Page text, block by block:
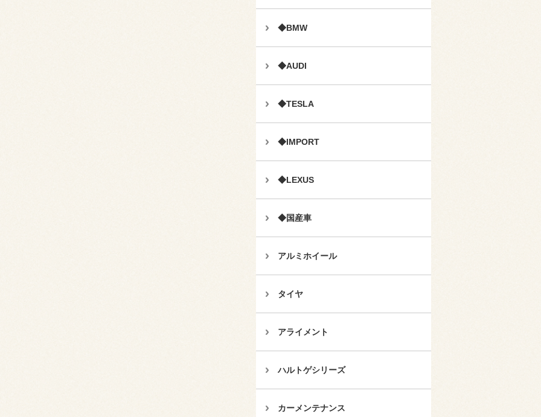
◆BMW
◆AUDI
◆TESLA
◆IMPORT
◆LEXUS
◆国産車
アルミホイール
タイヤ
アライメント
ハルトゲシリーズ
カーメンテナンス